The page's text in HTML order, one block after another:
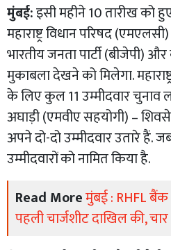
मुंबई:इसी महीने 10 तारीख को
महाराष्ट्र विधान परिषद
भारतीय जनता पार्टी (बीजेपी)
मुकाबला देखने को मिलेगा.
के लिए कुल 11 उम्मीदवार चुनाव
अघाड़ी (एमवीए सहयोगी) –
अपने दो-दो उम्मीदवार उतारे हैं.
उम्मीदवारों को नामित किया है.
Read Moreमुंबई : RHFL बैंक
पहली चार्जशीट दाखिल की,